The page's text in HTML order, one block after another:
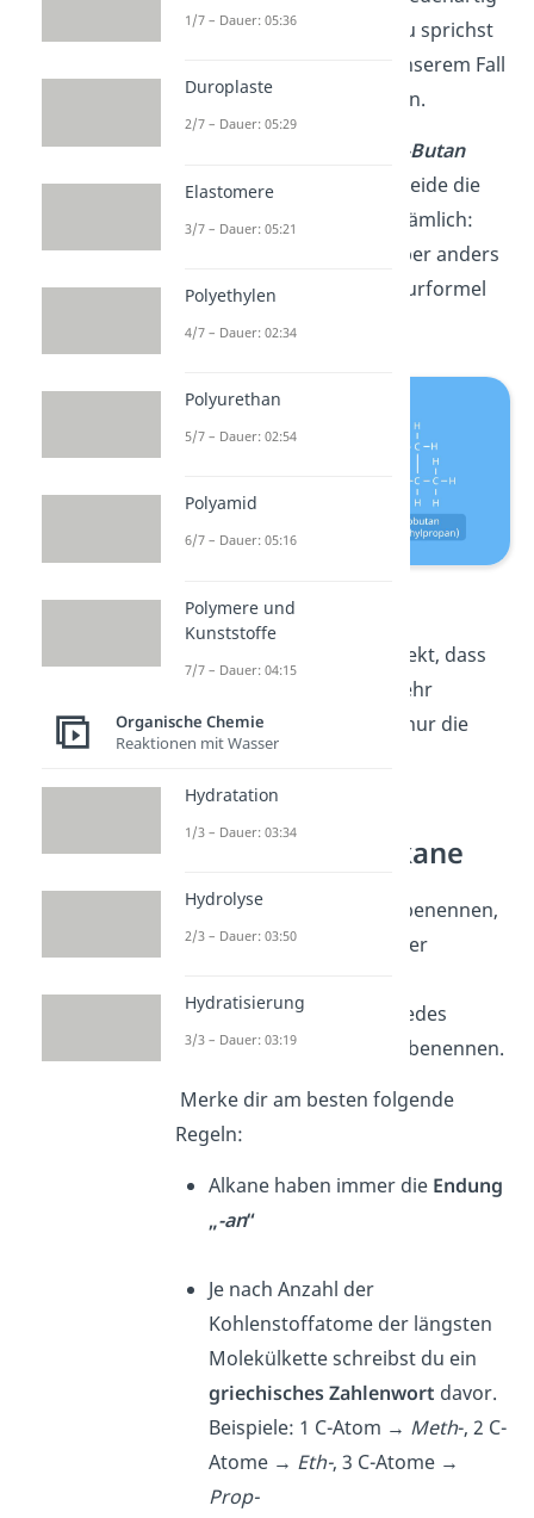
miteinander verknüpft. Du sprichst
In unserem Fall
von Konstitutionsisomeren.
iso-Butan
(isomeres Butan) haben beide die
gleiche Summenformel, nämlich:
Ihr Aufbau, sieht aber anders
aus, was du an der Strukturformel
erkennen kannst:
Du erkennst hier auch direkt, dass
die Strukturformel viel mehr
Informationen bietet, als nur die
Nomenklatur Alkane
Um Alkane einheitlich zu benennen,
gibt es feste Regeln. Mit der
Nomenklaturkannst du jedes
beliebige Alkan eindeutig benennen.
Merke dir am besten folgende
Regeln:
Alkane haben immer die Endung
„-an“
Je nach Anzahl der
Kohlenstoffatome der längsten
Molekülkette schreibst du ein
griechisches Zahlenwort davor.
Beispiele: 1 C-Atom → Meth-, 2 C-
Atome → Eth-, 3 C-Atome →
Prop-
1/7 – Dauer: 05:36
Duroplaste
2/7 – Dauer: 05:29
Elastomere
3/7 – Dauer: 05:21
Polyethylen
4/7 – Dauer: 02:34
Polyurethan
5/7 – Dauer: 02:54
Polyamid
6/7 – Dauer: 05:16
Polymere und
Kunststoffe
7/7 – Dauer: 04:15
Organische Chemie
Reaktionen mit Wasser
Hydratation
1/3 – Dauer: 03:34
Hydrolyse
2/3 – Dauer: 03:50
Hydratisierung
3/3 – Dauer: 03:19